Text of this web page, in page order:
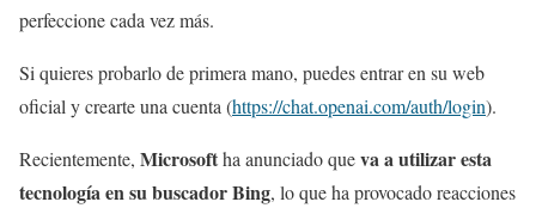
perfeccione cada vez más.
Si quieres probarlo de primera mano, puedes entrar en su web
oficial y crearte una cuenta (https://chat.openai.com/auth/login).
Recientemente, Microsoftha anunciado queva a utilizar esta
tecnología en su buscador Bing, lo que ha provocado reacciones